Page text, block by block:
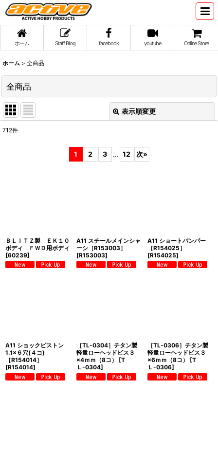
ホーム Staff Blog facebook youtube Online Store
ホーム > 全商品
全商品
表示順変更
712件
1 2 3 ... 12 次»
ＢＬＩＴＺ製 ＥＫ１０
ボディ ＦＷＤ用ボディ
[60239]
A11 スチールメインシャ
ーシ［R153003］
[R153003]
A11 ショートバンパー
［R154025］
[R154025]
A11 ショックピストン
1.1×６穴(４コ)
［R154014］
[R154014]
［TL-0304］チタン製
軽量ローヘッドビス３
×4ｍｍ（8コ）
[T
Ｌ-0304]
［TL-0306］チタン製
軽量ローヘッドビス３
×6ｍｍ（8コ）
[T
Ｌ-0306]